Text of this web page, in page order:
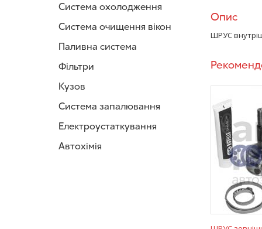
Система охолодження
Система очищення вікон
Паливна система
Фільтри
Кузов
Система запалювання
Електроустаткування
Автохімія
Опис
ШРУС